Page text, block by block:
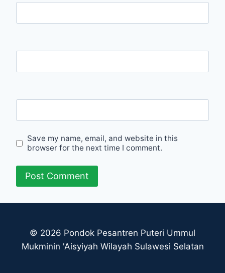
Save my name, email, and website in this
browser for the next time I comment.
© 2026 Pondok Pesantren Puteri Ummul
Mukminin 'Aisyiyah Wilayah Sulawesi Selatan